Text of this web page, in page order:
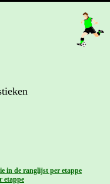
in de ranglijst per etappe
etappe